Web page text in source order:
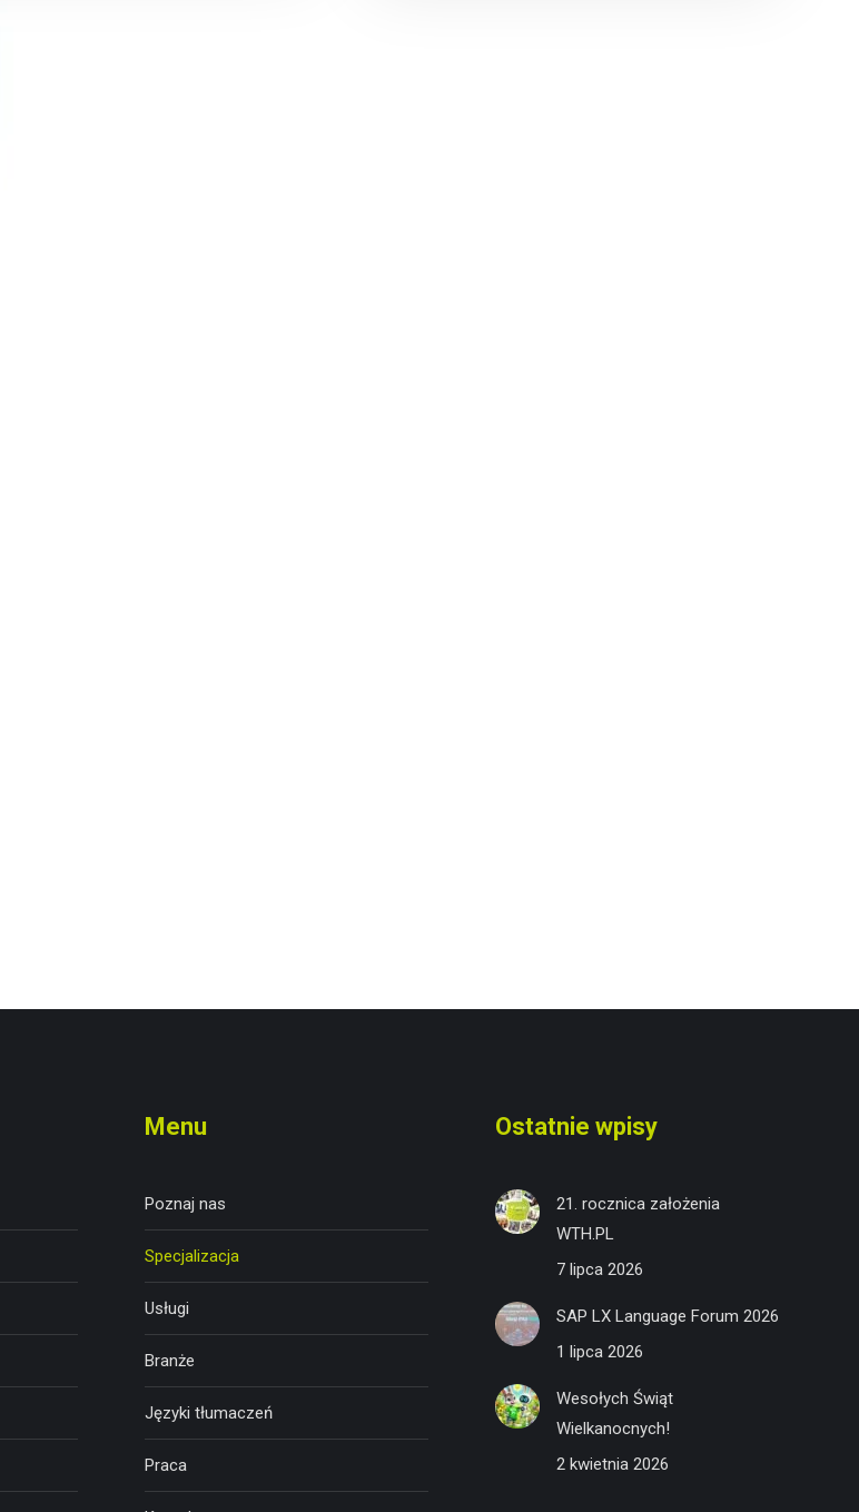
Menu
Poznaj nas
Specjalizacja
Usługi
Branże
Języki tłumaczeń
Praca
Ostatnie wpisy
21. rocznica założenia
WTH.PL
7 lipca 2026
SAP LX Language Forum 2026
1 lipca 2026
Wesołych Świąt
Wielkanocnych!
2 kwietnia 2026